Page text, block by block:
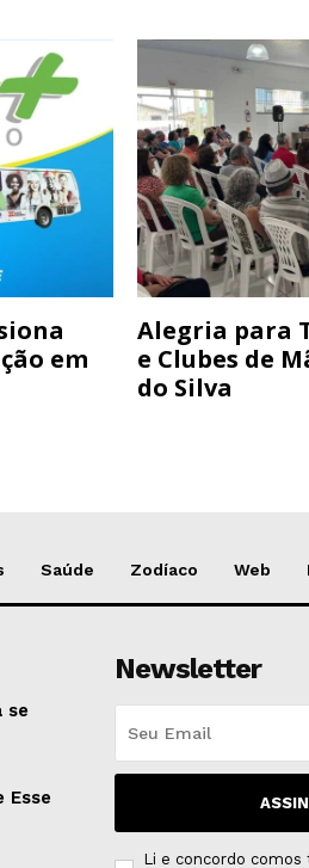
em
Alegria para
e Clubes de
do Silva
Saúde Zodíaco Web
se
Esse
Newsletter
Li e concordo comos